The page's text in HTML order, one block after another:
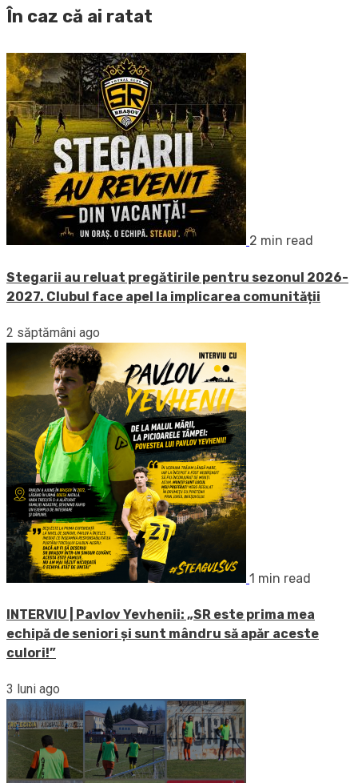
În caz că ai ratat
2 min read
Stegarii au reluat pregătirile pentru sezonul 2026-
2027. Clubul face apel la implicarea comunității
2 săptămâni ago
1 min read
INTERVIU | Pavlov Yevhenii: „SR este prima mea
echipă de seniori și sunt mândru să apăr aceste
culori!”
3 luni ago